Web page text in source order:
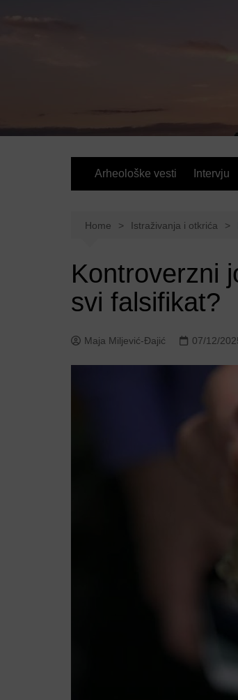
Arheološke vesti Intervju
Home Istraživanja i otkrića
Kontroverzni
svi falsifikat?
Maja Miljević-Đajić 07/12/